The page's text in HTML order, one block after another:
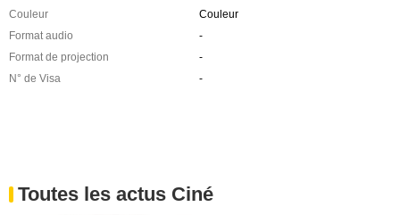
Couleur
Couleur
Format audio
-
Format de projection
-
N° de Visa
-
Toutes les actus Ciné